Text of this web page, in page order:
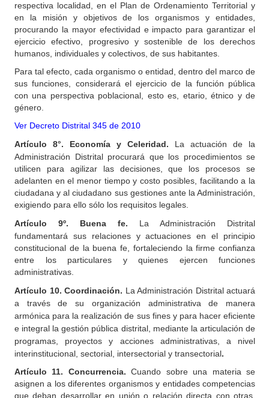
respectiva localidad, en el Plan de Ordenamiento Territorial y
en la misión y objetivos de los organismos y entidades,
procurando la mayor efectividad e impacto para garantizar el
ejercicio efectivo, progresivo y sostenible de los derechos
humanos, individuales y colectivos, de sus habitantes.
Para tal efecto, cada organismo o entidad, dentro del marco de
sus funciones, considerará el ejercicio de la función pública
con una perspectiva poblacional, esto es, etario, étnico y de
género.
Ver Decreto Distrital 345 de 2010
Artículo 8°. Economía y Celeridad. La actuación de la
Administración Distrital procurará que los procedimientos se
utilicen para agilizar las decisiones, que los procesos se
adelanten en el menor tiempo y costo posibles, facilitando a la
ciudadana y al ciudadano sus gestiones ante la Administración,
exigiendo para ello sólo los requisitos legales.
Artículo
9º. Buena fe. La Administración Distrital
fundamentará sus relaciones y actuaciones en el principio
constitucional de la buena fe, fortaleciendo la firme confianza
entre los particulares y quienes ejercen funciones
administrativas.
Artículo 10. Coordinación. La Administración Distrital actuará
a través de su organización administrativa
de manera
armónica para la realización de sus fines y para hacer eficiente
e integral la gestión pública distrital, mediante la articulación de
programas, proyectos y acciones administrativas, a nivel
interinstitucional, sectorial, intersectorial y transectorial.
Artículo 11. Concurrencia. Cuando sobre una materia se
asignen a los diferentes organismos y entidades competencias
que deban desarrollar en unión o relación directa con otras,